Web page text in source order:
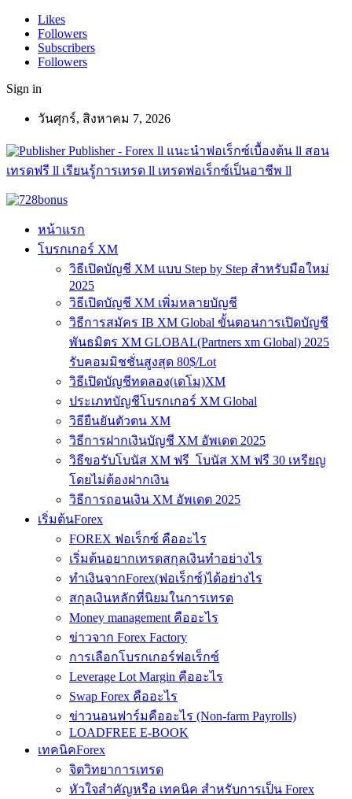
Likes
Followers
Subscribers
Followers
Sign in
วันศุกร์, สิงหาคม 7, 2026
Publisher - Forex ll แนะนำฟอเร็กซ์เบื้องต้น ll สอน
เทรดฟรี ll เรียนรู้การเทรด ll เทรดฟอเร็กซ์เป็นอาชีพ ll
หน้าแรก
โบรกเกอร์ XM
วิธีเปิดบัญชี XM แบบ Step by Step สำหรับมือใหม่
2025
วิธีเปิดบัญชี XM เพิ่มหลายบัญชี
วิธีการสมัคร IB XM Global ขั้นตอนการเปิดบัญชี
พันธมิตร XM GLOBAL(Partners xm Global) 2025
รับคอมมิชชั่นสูงสุด 80$/Lot
วิธีเปิดบัญชีทดลอง(เดโม)XM
ประเภทบัญชีโบรกเกอร์ XM Global
วิธียืนยันตัวตน XM
วิธีการฝากเงินบัญชี XM อัพเดต 2025
วิธีขอรับโบนัส XM ฟรี โบนัส XM ฟรี 30 เหรียญ
โดยไม่ต้องฝากเงิน
วิธีการถอนเงิน XM อัพเดต 2025
เริ่มต้นForex
FOREX ฟอเร็กซ์ คืออะไร
เริ่มต้นอยากเทรดสกุลเงินทำอย่างไร
ทำเงินจากForex(ฟอเร็กซ์)ได้อย่างไร
สกุลเงินหลักที่นิยมในการเทรด
Money management คืออะไร
ข่าวจาก Forex Factory
การเลือกโบรกเกอร์ฟอเร็กซ์
Leverage Lot Margin คืออะไร
Swap Forex คืออะไร
ข่าวนอนฟาร์มคืออะไร (Non-farm Payrolls)
LOADFREE E-BOOK
เทคนิคForex
จิตวิทยาการเทรด
หัวใจสำคัญหรือ เทคนิค สำหรับการเป็น Forex